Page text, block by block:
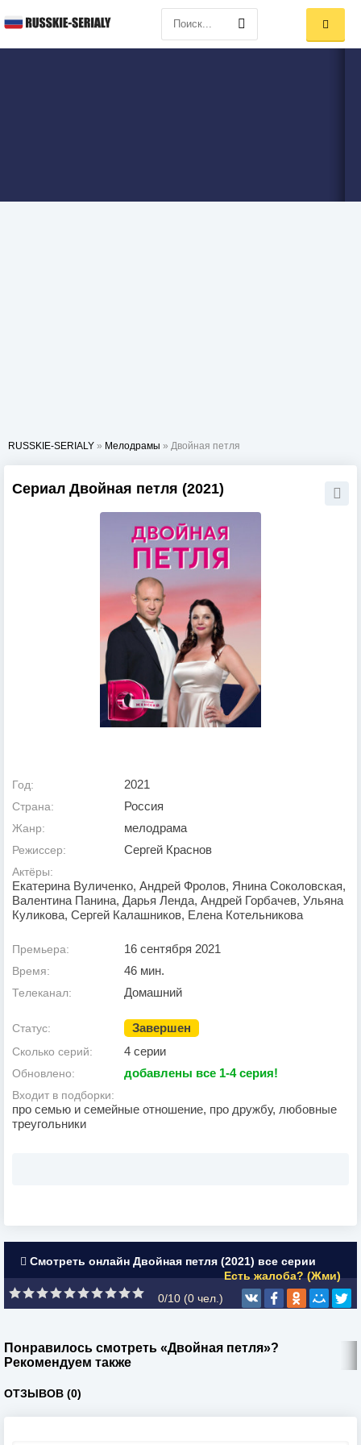
RUSSKIE-SERIALY » Мелодрамы » Двойная петля
Сериал Двойная петля (2021)
Год: 2021
Страна: Россия
Жанр: мелодрама
Режиссер: Сергей Краснов
Актёры:
Екатерина Вуличенко, Андрей Фролов, Янина Соколовская,
Валентина Панина, Дарья Ленда, Андрей Горбачев, Ульяна
Куликова, Сергей Калашников, Елена Котельникова
Премьера: 16 сентября 2021
Время: 46 мин.
Телеканал: Домашний
Статус: Завершен
Сколько серий: 4 серии
Обновлено: добавлены все 1-4 серия!
Входит в подборки:
про семью и семейные отношение, про дружбу, любовные
треугольники
Смотреть онлайн Двойная петля (2021) все серии
Есть жалоба? (Жми)
0/10 (0 чел.)
Понравилось смотреть «Двойная петля»?
Рекомендуем также
ОТЗЫВОВ (0)